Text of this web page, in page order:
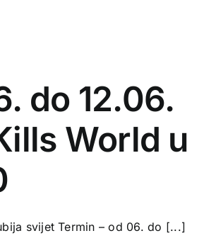
do 12.06.
World u
svijet Termin – od 06. do [...]